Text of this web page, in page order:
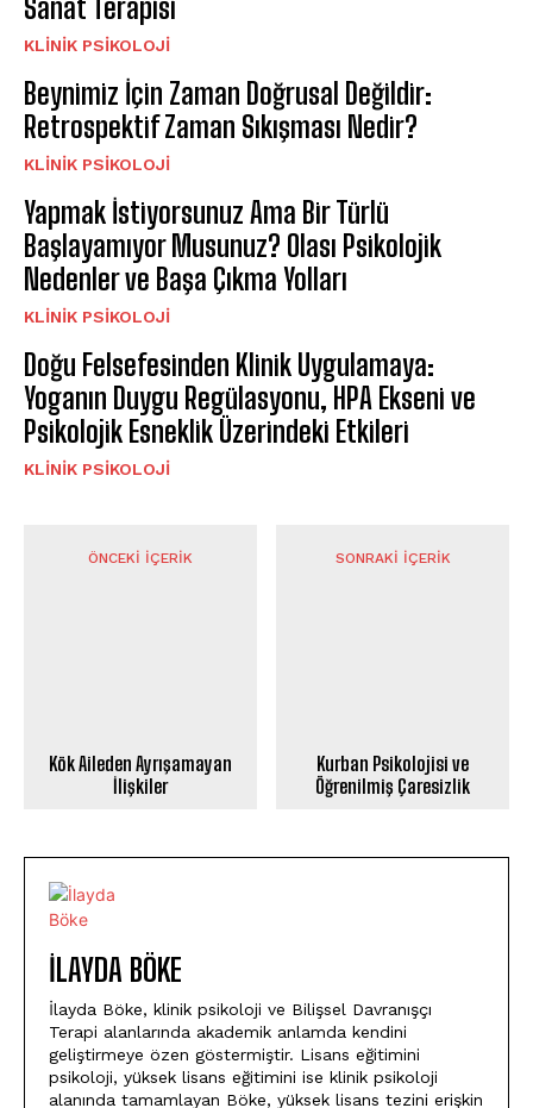
Sanat Terapisi
KLINIK PSIKOLOJI
Beynimiz İçin Zaman Doğrusal Değildir:
Retrospektif Zaman Sıkışması Nedir?
KLINIK PSIKOLOJI
Yapmak İstiyorsunuz Ama Bir Türlü
Başlayamıyor Musunuz? Olası Psikolojik
Nedenler ve Başa Çıkma Yolları
KLINIK PSIKOLOJI
Doğu Felsefesinden Klinik Uygulamaya:
Yoganın Duygu Regülasyonu, HPA Ekseni ve
Psikolojik Esneklik Üzerindeki Etkileri
KLINIK PSIKOLOJI
ÖNCEKI İÇERIK
Kök Aileden Ayrışamayan
İlişkiler
SONRAKI İÇERIK
Kurban Psikolojisi ve
Öğrenilmiş Çaresizlik
İLAYDA BÖKE
İlayda Böke, klinik psikoloji ve Bilişsel Davranışçı
Terapi alanlarında akademik anlamda kendini
geliştirmeye özen göstermiştir. Lisans eğitimini
psikoloji, yüksek lisans eğitimini ise klinik psikoloji
alanında tamamlayan Böke, yüksek lisans tezini erişkin